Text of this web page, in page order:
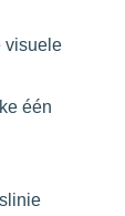
visuele
één